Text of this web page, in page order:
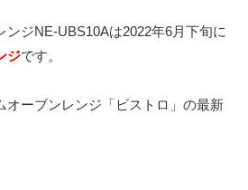
ジNE-UBS10Aは2022年6月下旬に
ジです。
オーブンレンジ「ビストロ」の最新